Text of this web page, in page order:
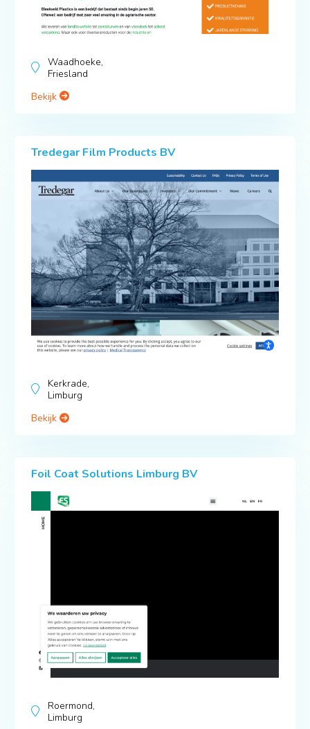
Waadhoeke,
Friesland
Bekijk
Tredegar Film Products BV
Kerkrade,
Limburg
Bekijk
Foil Coat Solutions Limburg BV
Roermond,
Limburg